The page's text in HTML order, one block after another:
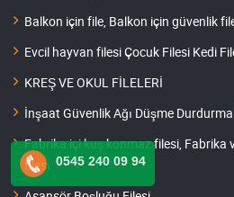
Balkon için file, Balkon için güvenlik
Evcil hayvan filesi Çocuk Filesi Kedi
KREŞ VE OKUL FİLELERİ
İnşaat Güvenlik Ağı Düşme
Fabrika içi kuş konmaz filesi, Fabrika
filesi
0545 240 09 94